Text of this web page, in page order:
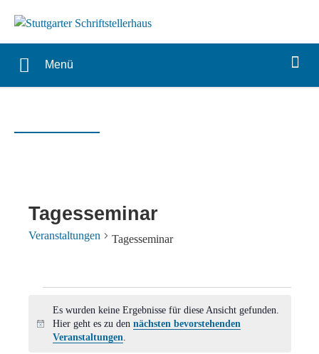
Menü
Tagesseminar
Veranstaltungen Tagesseminar
Hinweis
Es wurden keine Ergebnisse für diese Ansicht gefunden.
Hier geht es zu den nächsten bevorstehenden
Veranstaltungen.